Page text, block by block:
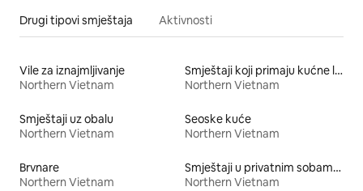
Drugi tipovi smještaja Aktivnosti
Vile za iznajmljivanje
Northern Vietnam
Smještaji koji primaju kućne ljubimce
Northern Vietnam
Smještaji uz obalu
Northern Vietnam
Seoske kuće
Northern Vietnam
Brvnare
Northern Vietnam
Smještaji u privatnim sobama s kupatilom
Northern Vietnam